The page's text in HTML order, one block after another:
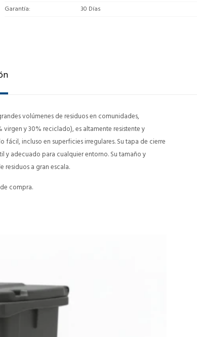
Garantía
30 Días
volúmenes de residuos en comunidades,
y 30% reciclado), es altamente resistente y
fácil, incluso en superficies irregulares. Su tapa de cierre
y adecuado para cualquier entorno. Su tamaño y
a gran escala.
compra.